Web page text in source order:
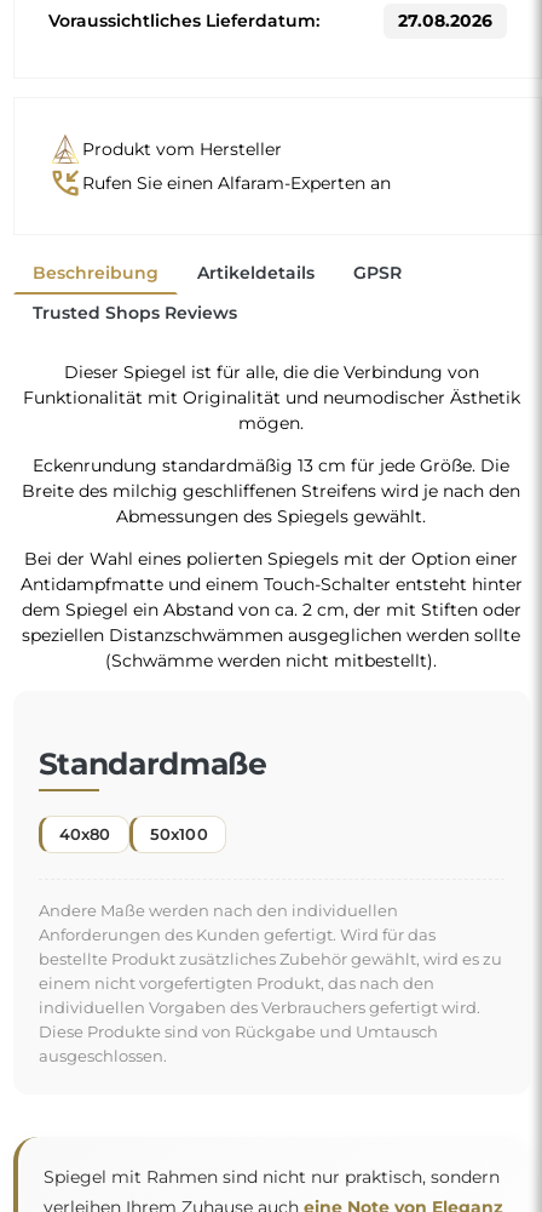
Voraussichtliches Lieferdatum: 27.08.2026
Produkt vom Hersteller
phone_callback Rufen Sie einen Alfaram-Experten an
Beschreibung Artikeldetails
GPSR
Trusted Shops Reviews
Dieser Spiegel ist für alle, die die Verbindung von
Funktionalität mit Originalität und neumodischer Ästhetik
mögen.
Eckenrundung standardmäßig 13 cm für jede Größe. Die
Breite des milchig geschliffenen Streifens wird je nach den
Abmessungen des Spiegels gewählt.
Bei der Wahl eines polierten Spiegels mit der Option einer
Antidampfmatte und einem Touch-Schalter entsteht hinter
dem Spiegel ein Abstand von ca. 2 cm, der mit Stiften oder
speziellen Distanzschwämmen ausgeglichen werden sollte
(Schwämme werden nicht mitbestellt).
Standardmaße
40x80 50x100
Andere Maße werden nach den individuellen
Anforderungen des Kunden gefertigt. Wird für das
bestellte Produkt zusätzliches Zubehör gewählt, wird es zu
einem nicht vorgefertigten Produkt, das nach den
individuellen Vorgaben des Verbrauchers gefertigt wird.
Diese Produkte sind von Rückgabe und Umtausch
ausgeschlossen.
Spiegel mit Rahmen sind nicht nur praktisch, sondern
verleihen Ihrem Zuhause auch eine Note von Eleganz